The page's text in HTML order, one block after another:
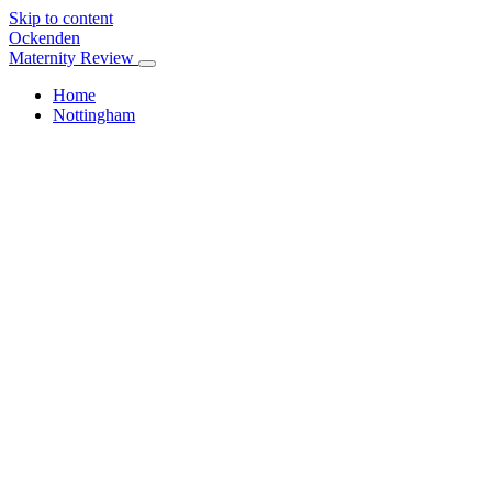
Skip to content
Ockenden
Maternity Review
Home
Nottingham